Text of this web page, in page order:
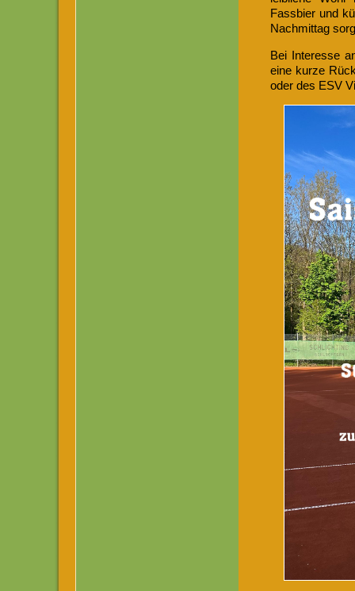
Fassbier und
Nachmittag
Bei Interesse
eine kurze
oder des ESV